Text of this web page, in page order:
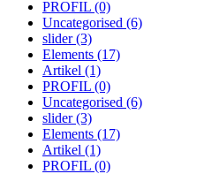
PROFIL (0)
Uncategorised (6)
slider(3)
Elements (17)
Artikel (1)
PROFIL (0)
Uncategorised (6)
slider(3)
Elements (17)
Artikel (1)
PROFIL (0)